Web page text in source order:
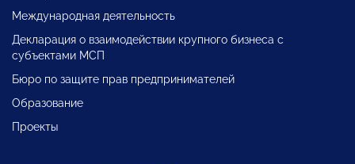
Международная деятельность
Декларация о взаимодействии крупного бизнеса с
субъектами МСП
Бюро по защите прав предпринимателей
Образование
Проекты